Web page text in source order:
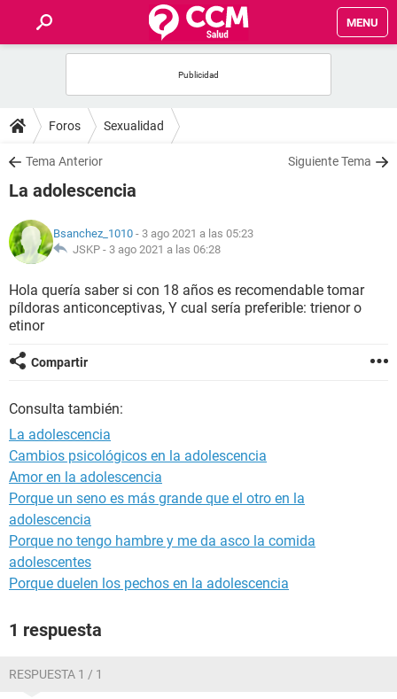
MENU
FOROS
SALUD
NUTRICIÓN
BIENESTAR
Foros Sexualidad
Tema Anterior Siguiente Tema
La adolescencia
Bsanchez_1010 - 3 ago 2021 a las 05:23
JSKP - 3 ago 2021 a las 06:28
Hola quería saber si con 18 años es recomendable tomar
píldoras anticonceptivas, Y cual sería preferible: trienor o
etinor
Compartir
Consulta también:
La adolescencia
Cambios psicológicos en la adolescencia
Amor en la adolescencia
Porque un seno es más grande que el otro en la
adolescencia
Porque no tengo hambre y me da asco la comida
adolescentes
Porque duelen los pechos en la adolescencia
1 respuesta
RESPUESTA 1 / 1